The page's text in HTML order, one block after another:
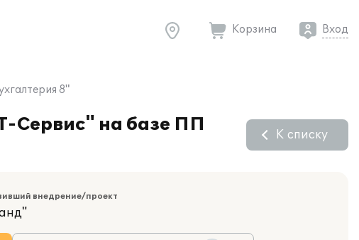
Корзина Вход
8"
Сервис" на базе ПП
К списку
внедрение/проект